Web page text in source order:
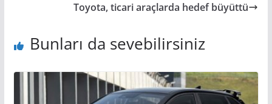
Toyota, ticari araçlarda hedef büyüttü
Bunları da sevebilirsiniz